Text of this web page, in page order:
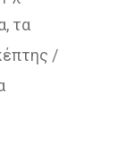
τα
/